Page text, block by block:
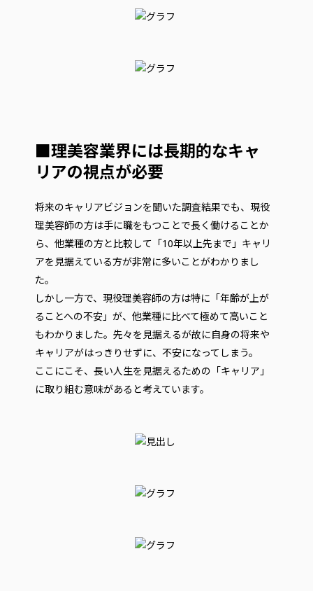
■理美容業界には長期的なキャ
リアの視点が必要
将来のキャリアビジョンを聞いた調査結果でも、現役
理美容師の方は手に職をもつことで長く働けることか
ら、他業種の方と比較して「10年以上先まで」キャリ
アを見据えている方が非常に多いことがわかりまし
た。
しかし一方で、現役理美容師の方は特に「年齢が上が
ることへの不安」が、他業種に比べて極めて高いこと
もわかりました。先々を見据えるが故に自身の将来や
キャリアがはっきりせずに、不安になってしまう。
ここにこそ、長い人生を見据えるための「キャリア」
に取り組む意味があると考えています。